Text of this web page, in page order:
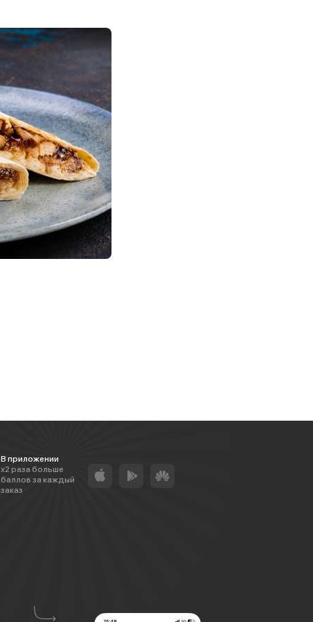
В приложении
х2 раза больше
баллов за каждый
заказ